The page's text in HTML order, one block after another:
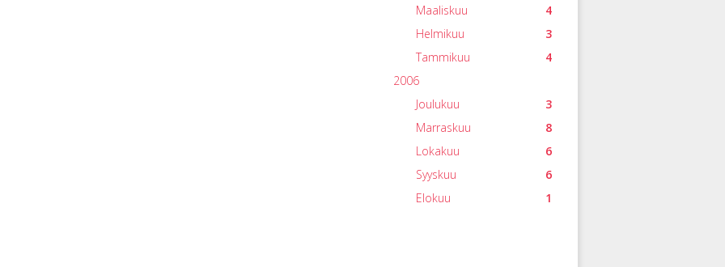
4
Maaliskuu
3
Helmikuu
4
Tammikuu
2006
3
Joulukuu
8
Marraskuu
6
Lokakuu
6
Syyskuu
1
Elokuu